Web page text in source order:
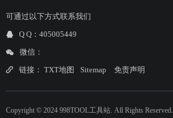
可通过以下方式联系我们
Q Q：405005449
微信：
链接： TXT地图 Sitemap 免责声明
Copyright © 2024 998TOOL工具站. All Rights Reserved.